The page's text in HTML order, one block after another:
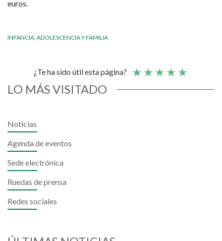
euros.
INFANCIA, ADOLESCENCIA Y FAMILIA
¿Te ha sido útil esta página?
LO MÁS VISITADO
Noticias
Agenda de eventos
Sede electrónica
Ruedas de prensa
Redes sociales